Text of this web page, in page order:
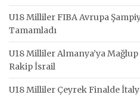
U18 Milliler FIBA Avrupa
Tamamladı
U18 Milliler Almanya’ya
Rakip İsrail
U18 Milliler Çeyrek Finalde